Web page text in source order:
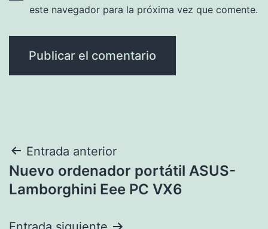
este navegador para la próxima vez que comente.
Navegación
de
Entrada anterior
Nuevo ordenador portátil ASUS-
Lamborghini Eee PC VX6